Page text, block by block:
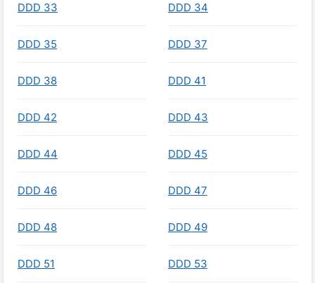
DDD 33 DDD 34
DDD 35 DDD 37
DDD 38 DDD 41
DDD 42 DDD 43
DDD 44 DDD 45
DDD 46 DDD 47
DDD 48 DDD 49
DDD 51 DDD 53